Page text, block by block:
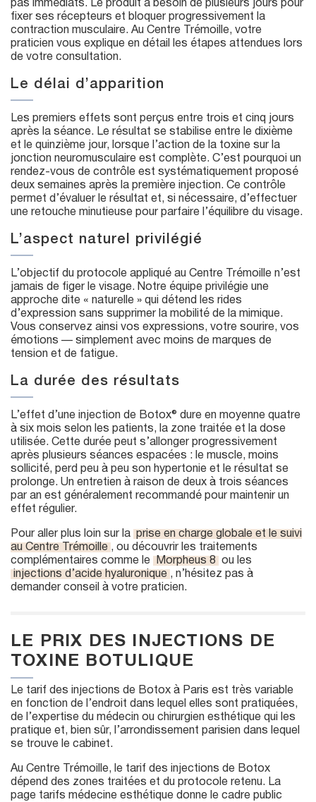
pas immédiats. Le produit a besoin de plusieurs jours pour
fixer ses récepteurs et bloquer progressivement la
contraction musculaire. Au Centre Trémoille, votre
praticien vous explique en détail les étapes attendues lors
de votre consultation.
Le délai d’apparition
Les premiers effets sont perçus entre trois et cinq jours
après la séance. Le résultat se stabilise entre le dixième
et le quinzième jour, lorsque l’action de la toxine sur la
jonction neuromusculaire est complète. C’est pourquoi un
rendez-vous de contrôle est systématiquement proposé
deux semaines après la première injection. Ce contrôle
permet d’évaluer le résultat et, si nécessaire, d’effectuer
une retouche minutieuse pour parfaire l’équilibre du visage.
L’aspect naturel privilégié
L’objectif du protocole appliqué au Centre Trémoille n’est
jamais de figer le visage. Notre équipe privilégie une
approche dite « naturelle » qui détend les rides
d’expression sans supprimer la mobilité de la mimique.
Vous conservez ainsi vos expressions, votre sourire, vos
émotions — simplement avec moins de marques de
tension et de fatigue.
La durée des résultats
L’effet d’une injection de Botox® dure en moyenne quatre
à six mois selon les patients, la zone traitée et la dose
utilisée. Cette durée peut s’allonger progressivement
après plusieurs séances espacées : le muscle, moins
sollicité, perd peu à peu son hypertonie et le résultat se
prolonge. Un entretien à raison de deux à trois séances
par an est généralement recommandé pour maintenir un
effet régulier.
Pour aller plus loin sur la
prise en charge globale et le suivi
au Centre Trémoille , ou découvrir les traitements
complémentaires comme le
Morpheus 8
ou les
injections d’acide hyaluronique , n’hésitez pas à
demander conseil à votre praticien.
LE PRIX DES INJECTIONS DE
TOXINE BOTULIQUE
Le tarif des injections de Botox à Paris est très variable
en fonction de l’endroit dans lequel elles sont pratiquées,
de l’expertise du médecin ou chirurgien esthétique qui les
pratique et, bien sûr, l’arrondissement parisien dans lequel
se trouve le cabinet.
Au Centre Trémoille, le tarif des injections de Botox
dépend des zones traitées et du protocole retenu. La
page tarifs médecine esthétique donne le cadre public